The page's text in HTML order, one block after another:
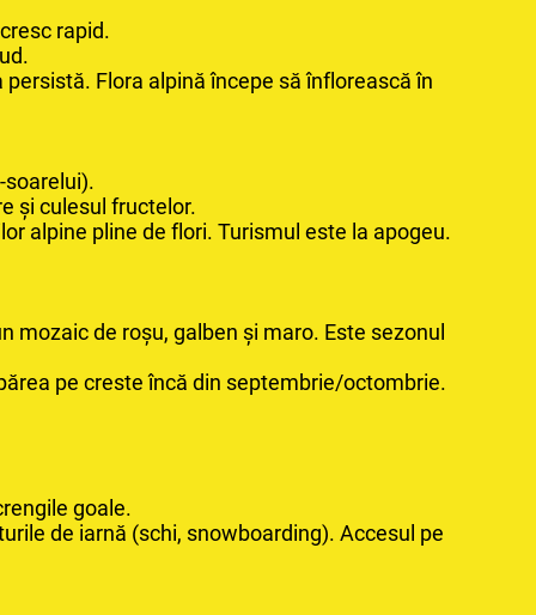
rapid.
Flora alpină începe să înflorească în
și culesul fructelor.
alpine pline de flori. Turismul este la apogeu.
de roșu, galben și maro. Este sezonul
pe creste încă din septembrie/octombrie.
goale.
de iarnă (schi, snowboarding). Accesul pe